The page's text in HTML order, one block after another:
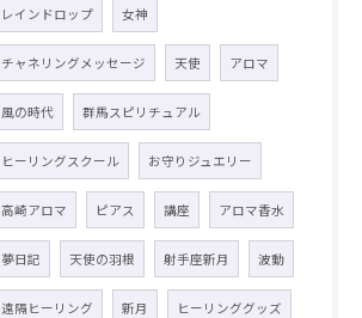
レインドロップ 女神
チャネリングメッセージ 天使 アロマ
風の時代 群馬スピリチュアル
ヒーリングスクール お守りジュエリー
高崎アロマ ピアス 講座 アロマ香水
夢日記 天使の羽根 射手座新月 波動
遠隔ヒーリング 新月 ヒーリンググッズ